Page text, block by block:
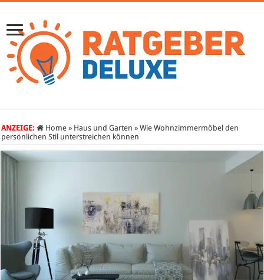
ANZEIGE: Home » Haus und Garten » Wie Wohnzimmermöbel den
persönlichen Stil unterstreichen können